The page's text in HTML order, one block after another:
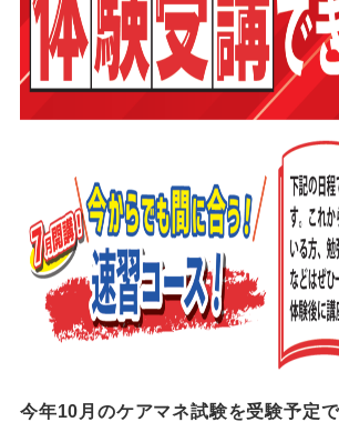
今年10月のケアマネ試験を受験予定